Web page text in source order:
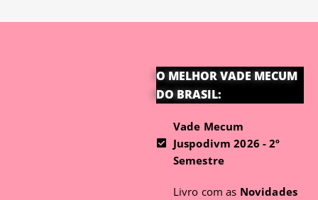
O MELHOR VADE MECUM
DO BRASIL:
Vade Mecum
Juspodivm 2026 - 2º
Semestre
Livro com as Novidades